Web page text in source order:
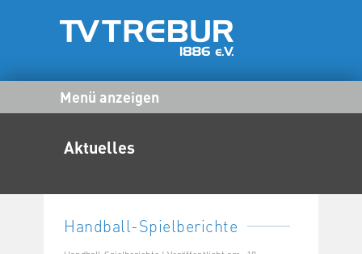
Menü anzeigen
Aktuelles
Handball-Spielberichte